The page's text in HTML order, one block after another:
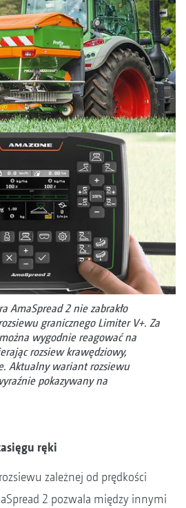
AmaSpread 2 nie zabrakło
granicznego Limiter V+. Za
wygodnie reagować na
rozsiew krawędziowy,
Aktualny wariant rozsiewu
pokazywany na
ręki
zależnej od prędkości
2 pozwala między innymi